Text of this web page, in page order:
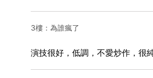
3樓：為誰瘋了
演技很好，低調，不愛炒作，很